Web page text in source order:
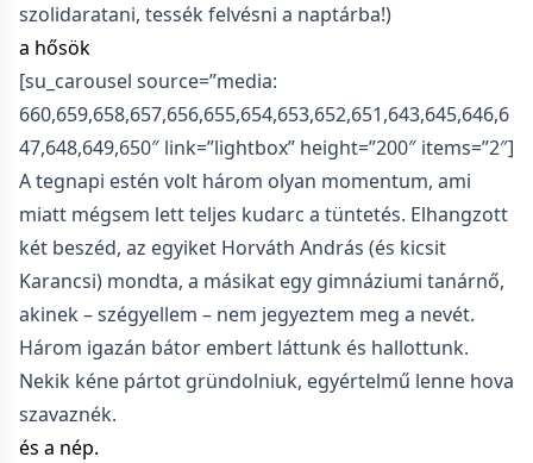
szolidaratani, tessék felvésni a naptárba!)
a hősök
[su_carousel source=”media:
660,659,658,657,656,655,654,653,652,651,643,645,646,6
47,648,649,650″ link=”lightbox” height=”200″ items=”2″]
A tegnapi estén volt három olyan momentum, ami
miatt mégsem lett teljes kudarc a tüntetés. Elhangzott
két beszéd, az egyiket Horváth András (és kicsit
Karancsi) mondta, a másikat egy gimnáziumi tanárnő,
akinek – szégyellem – nem jegyeztem meg a nevét.
Három igazán bátor embert láttunk és hallottunk.
Nekik kéne pártot gründolniuk, egyértelmű lenne hova
szavaznék.
és a nép.